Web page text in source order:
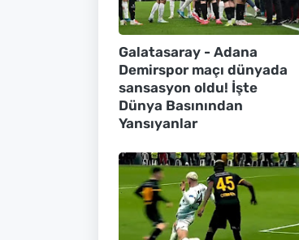
Galatasaray - Adana
Demirspor maçı dünyada
sansasyon oldu! İşte
Dünya Basınından
Yansıyanlar